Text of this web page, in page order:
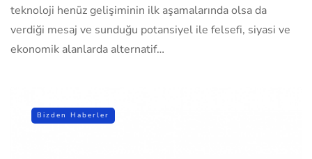
teknoloji henüz gelişiminin ilk aşamalarında olsa da
verdiği mesaj ve sunduğu potansiyel ile felsefi, siyasi ve
ekonomik alanlarda alternatif…
Bizden Haberler